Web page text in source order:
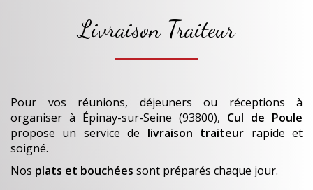
Livraison Traiteur
Pour vos réunions, déjeuners ou réceptions à
organiser à Épinay-sur-Seine (93800), Cul de Poule
propose un service de livraison traiteur rapide et
soigné.
Nos plats et bouchées sont préparés chaque jour.